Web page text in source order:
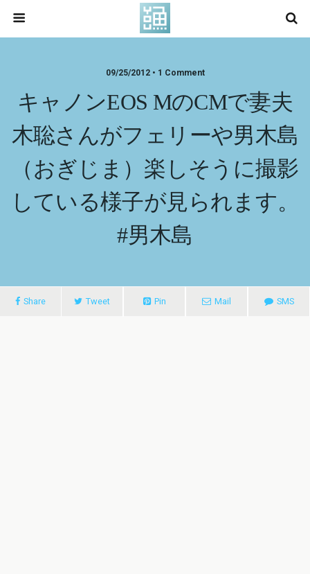
09/25/2012 • 1 Comment
キャノンEOS MのCMで妻夫
木聡さんがフェリーや男木島
（おぎじま）楽しそうに撮影
している様子が見られます。
#男木島
Share Tweet Pin Mail SMS